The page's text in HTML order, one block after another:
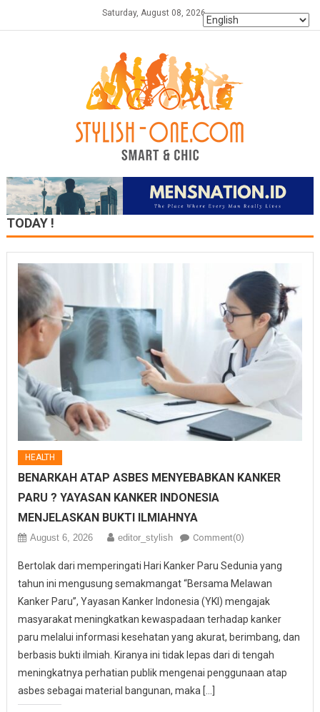
Saturday, August 08, 2026
TODAY !
HEALTH
BENARKAH ATAP ASBES MENYEBABKAN KANKER
PARU ? YAYASAN KANKER INDONESIA
MENJELASKAN BUKTI ILMIAHNYA
August 6, 2026 editor_stylish Comment(0)
Bertolak dari memperingati Hari Kanker Paru Sedunia yang
tahun ini mengusung semakmangat “Bersama Melawan
Kanker Paru”, Yayasan Kanker Indonesia (YKI) mengajak
masyarakat meningkatkan kewaspadaan terhadap kanker
paru melalui informasi kesehatan yang akurat, berimbang, dan
berbasis bukti ilmiah. Kiranya ini tidak lepas dari di tengah
meningkatnya perhatian publik mengenai penggunaan atap
asbes sebagai material bangunan, maka […]